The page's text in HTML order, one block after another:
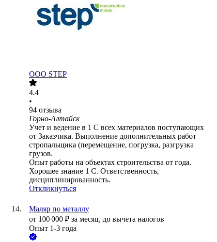
ООО STEP
4.4
•
94 отзыва
Горно-Алтайск
Учет и ведение в 1 С всех материалов поступающих
от Заказчика. Выполнение дополнительных работ
стропальщика (перемещение, погрузка, разгрузка
грузов.
Опыт работы на объектах строительства от года.
Хорошее знание 1 С. Ответственность,
дисциплинированность.
Откликнуться
Маляр по металлу
от 100 000 ₽ за месяц, до вычета налогов
Опыт 1-3 года